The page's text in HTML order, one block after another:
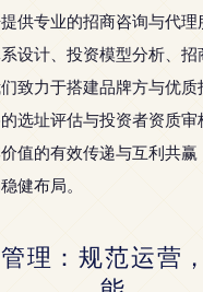
供专业的招商咨询与代
设计、投资模型分析、
致力于搭建品牌方与优
选址评估与投资者资质
值的有效传递与互利共
健布局。
理：规范运营